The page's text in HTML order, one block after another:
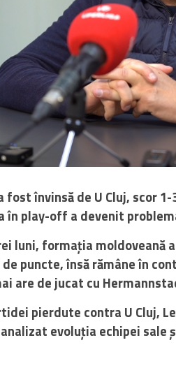
fost învinsă de U Cluj, scor
în play-off a devenit
luni, formația moldoveană
puncte, însă rămâne în
are de jucat cu
pierdute contra U Cluj,
evoluția echipei sale